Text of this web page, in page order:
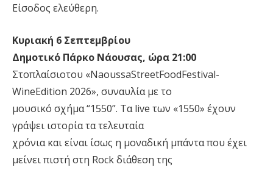
Είσοδος ελεύθερη.
Κυριακή 6 Σεπτεμβρίου
Δημοτικό Πάρκο Νάουσας, ώρα 21:00
Στοπλαίσιοτου «NaoussaStreetFoodFestival-
WineEdition 2026», συναυλία με το
μουσικό σχήμα “1550”. Τα live των «1550» έχουν
γράψει ιστορία τα τελευταία
χρόνια και είναι ίσως η μοναδική μπάντα που έχει
μείνει πιστή στη Rock διάθεση της